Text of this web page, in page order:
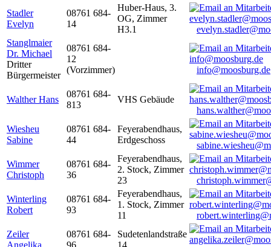
Stadler
Evelyn
08761 684-
14
Huber-Haus, 3.
OG, Zimmer
H3.1
Stanglmaier
Dr. Michael
Dritter
Bürgermeister
08761 684-
12
(Vorzimmer)
info@moosburg.de
Walther Hans
08761 684-
813
VHS Gebäude
Wiesheu
Sabine
08761 684-
44
Feyerabendhaus,
Erdgeschoss
Wimmer
Christoph
08761 684-
36
Feyerabendhaus,
2. Stock, Zimmer
23
Winterling
Robert
08761 684-
93
Feyerabendhaus,
1. Stock, Zimmer
11
Zeiler
Angelika
08761 684-
96
Sudetenlandstraße
14